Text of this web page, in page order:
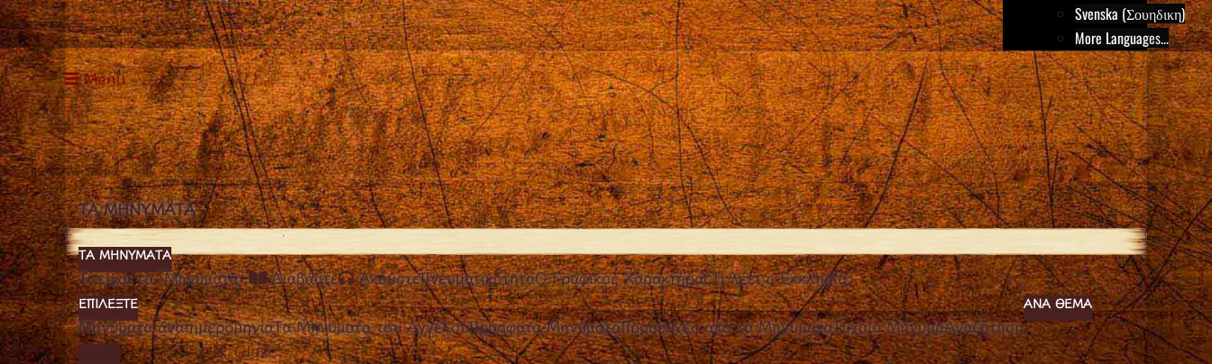
Svenska (Σουηδικη)
More Languages...
Menu
ΤΑ ΜΗΝΥΜΑΤΑ
ΤΑ ΜΗΝΥΜΑΤΑ
Τι είναι τα “Μηνύματα”; Διαβάστε ΑκούστεΠνευματικότηταΟ Γραφικός ΧαρακτήραςΤι λέει η Εκκλησία;
ΕΠΙΛΈΞΤΕ
Μηνύματα ανά ημερομηνίαΤα Μηνύματα του ΑγγέλουΠρόσφατα ΜηνύματαΠροσευχές από τα ΜηνύματαΤυχαίο ΜήνυμαΑναζήτηση
ΑΝΆ ΘΈΜΑ
Close